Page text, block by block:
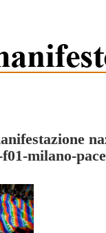
f01-milano-